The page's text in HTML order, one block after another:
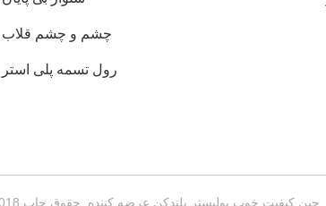
چشم و چشم قلاب
رول تسمه پلی استر
چین کیفیت خوب پوليستر بلندکن عرضه کننده. حقوق چاپ 2018-2026 江苏天华索具有限公司 . تمامی حقوق محفوظ است.